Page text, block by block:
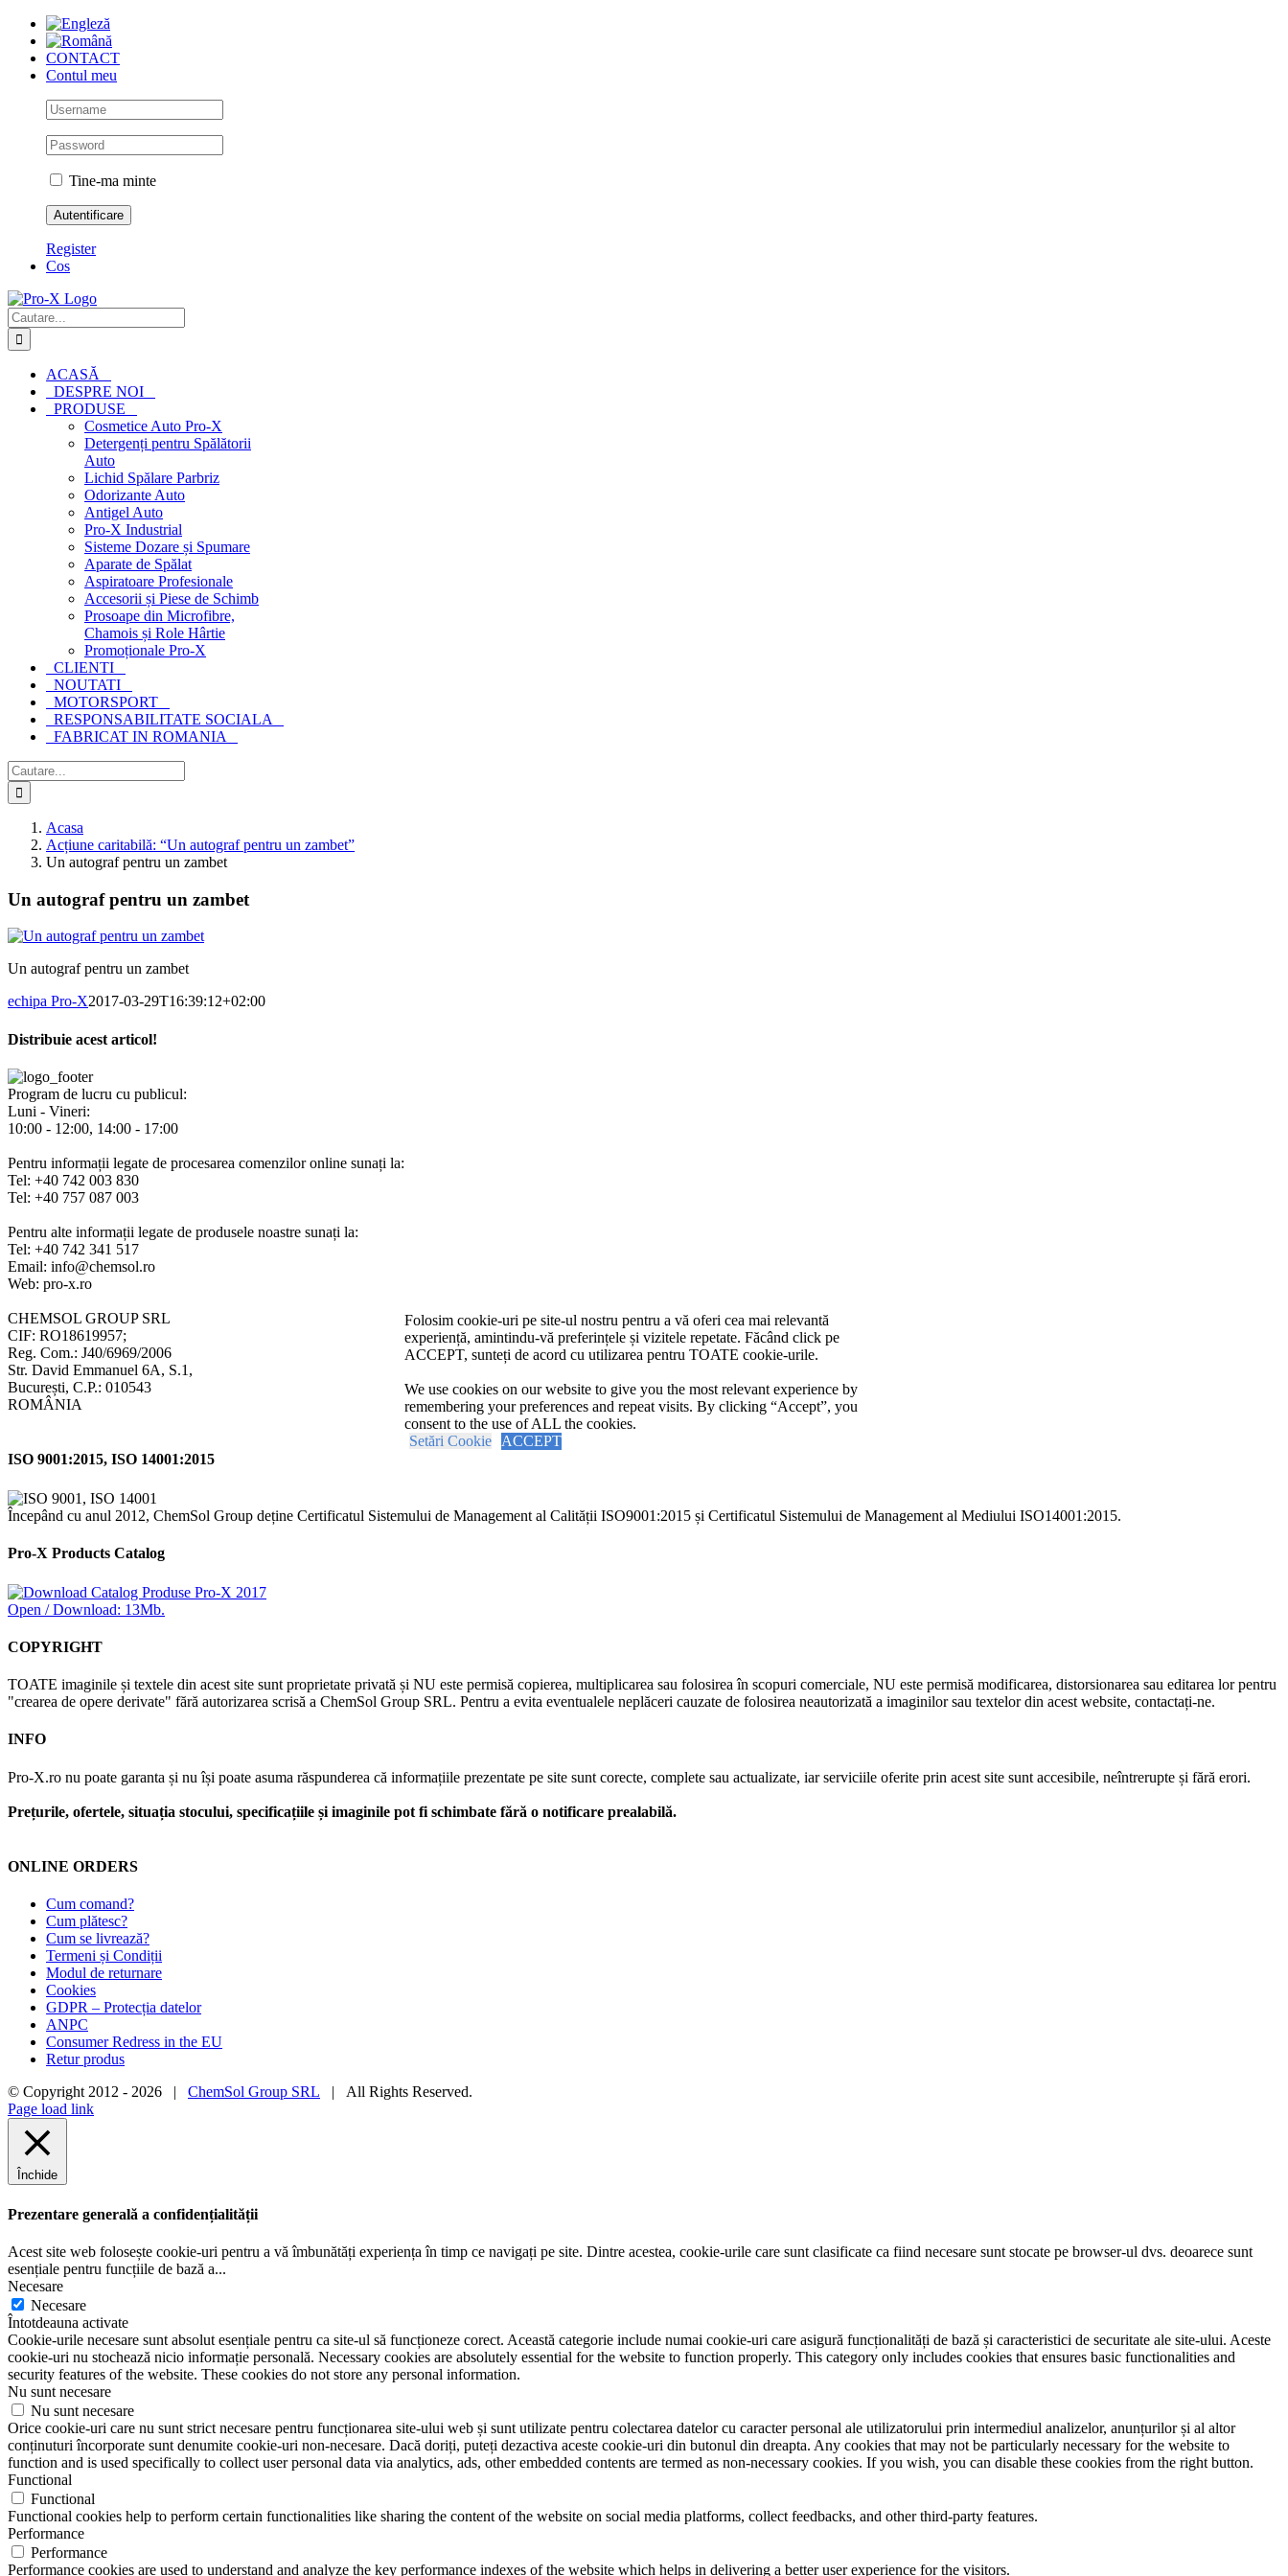
Skip
contentCONTACT
Contul meu
Tine-ma minte
Register
Cos
Cautare...
ACASĂ
DESPRE NOI
PRODUSE
Cosmetice Auto Pro-X
Detergenți pentru Spălătorii
Auto
Lichid Spălare Parbriz
Odorizante Auto
Antigel Auto
Pro-X Industrial
Sisteme Dozare și Spumare
Aparate de Spălat
Aspiratoare Profesionale
Accesorii și Piese de Schimb
Prosoape din Microfibre,
Chamois și Role Hârtie
Promoționale Pro-X
CLIENTI
NOUTATI
MOTORSPORT
RESPONSABILITATE SOCIALA
FABRICAT IN ROMANIA
Cautare...
Acasa
Acțiune caritabilă: “Un autograf pentru un zambet”
Un autograf pentru un zambet
Un autograf pentru un zambet
Un autograf pentru un zambet
echipa Pro-X2017-03-29T16:39:12+02:00
Distribuie acest articol!
Facebook
X
Pinterest
E-
mail:
Program de lucru cu publicul:
Luni - Vineri:
10:00 - 12:00, 14:00 - 17:00
Pentru informații legate de procesarea comenzilor online sunați la:
Tel: +40 742 003 830
Tel: +40 757 087 003
Pentru alte informații legate de produsele noastre sunați la:
Tel: +40 742 341 517
Email: info@chemsol.ro
Web: pro-x.ro
CHEMSOL GROUP SRL
CIF: RO18619957;
Reg. Com.: J40/6969/2006
Str. David Emmanuel 6A, S.1,
București, C.P.: 010543
ROMÂNIA
ISO 9001:2015, ISO 14001:2015
Începând cu anul 2012, ChemSol Group deține Certificatul Sistemului de Management al Calității ISO9001:2015 și Certificatul Sistemului de Management al Mediului ISO14001:2015.
Pro-X Products Catalog
Open / Download: 13Mb.
COPYRIGHT
TOATE imaginile și textele din acest site sunt proprietate privată și NU este permisă copierea, multiplicarea sau folosirea în scopuri comerciale, NU este permisă modificarea, distorsionarea sau editarea lor pentru
"crearea de opere derivate" fără autorizarea scrisă a ChemSol Group SRL. Pentru a evita eventualele neplăceri cauzate de folosirea neautorizată a imaginilor sau textelor din acest website, contactați-ne.
INFO
Pro-X.ro nu poate garanta și nu își poate asuma răspunderea că informațiile prezentate pe site sunt corecte, complete sau actualizate, iar serviciile oferite prin acest site sunt accesibile, neîntrerupte și fără erori.
Prețurile, ofertele, situația stocului, specificațiile și imaginile pot fi schimbate fără o notificare prealabilă.
ONLINE ORDERS
Cum comand?
Cum plătesc?
Cum se livrează?
Termeni și Condiții
Modul de returnare
Cookies
GDPR – Protecția datelor
ANPC
Consumer Redress in the EU
Retur produs
© Copyright 2012 - 2026 | ChemSol Group SRL | All Rights Reserved.
Page load link
Folosim cookie-uri pe site-ul nostru pentru a vă oferi cea mai relevantă
experiență, amintindu-vă preferințele și vizitele repetate. Făcând click pe
ACCEPT, sunteți de acord cu utilizarea pentru TOATE cookie-urile.
We use cookies on our website to give you the most relevant experience by
remembering your preferences and repeat visits. By clicking “Accept”, you
consent to the use of ALL the cookies.
Setări Cookie
ACCEPT
Închide
Prezentare generală a confidențialității
Acest site web folosește cookie-uri pentru a vă îmbunătăți experiența în timp ce navigați pe site. Dintre acestea, cookie-urile care sunt clasificate ca fiind necesare sunt stocate pe browser-ul dvs. deoarece sunt
esențiale pentru funcțiile de bază a...
Necesare
Necesare
Întotdeauna activate
Cookie-urile necesare sunt absolut esențiale pentru ca site-ul să funcționeze corect. Această categorie include numai cookie-uri care asigură funcționalități de bază și caracteristici de securitate ale site-ului. Aceste
cookie-uri nu stochează nicio informație personală. Necessary cookies are absolutely essential for the website to function properly. This category only includes cookies that ensures basic functionalities and
security features of the website. These cookies do not store any personal information.
Nu sunt necesare
Nu sunt necesare
Orice cookie-uri care nu sunt strict necesare pentru funcționarea site-ului web și sunt utilizate pentru colectarea datelor cu caracter personal ale utilizatorului prin intermediul analizelor, anunțurilor și al altor
conținuturi încorporate sunt denumite cookie-uri non-necesare. Dacă doriți, puteți dezactiva aceste cookie-uri din butonul din dreapta. Any cookies that may not be particularly necessary for the website to
function and is used specifically to collect user personal data via analytics, ads, other embedded contents are termed as non-necessary cookies. If you wish, you can disable these cookies from the right button.
Functional
Functional
Functional cookies help to perform certain functionalities like sharing the content of the website on social media platforms, collect feedbacks, and other third-party features.
Performance
Performance
Performance cookies are used to understand and analyze the key performance indexes of the website which helps in delivering a better user experience for the visitors.